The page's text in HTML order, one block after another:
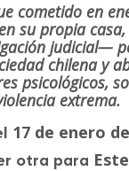
cometido en
su propia
judicial—
chilena y
psicológicos,
extrema.
17 de enero
otra para